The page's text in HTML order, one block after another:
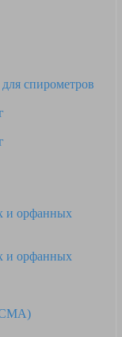
спирометров
и орфанных
и орфанных
СМА)